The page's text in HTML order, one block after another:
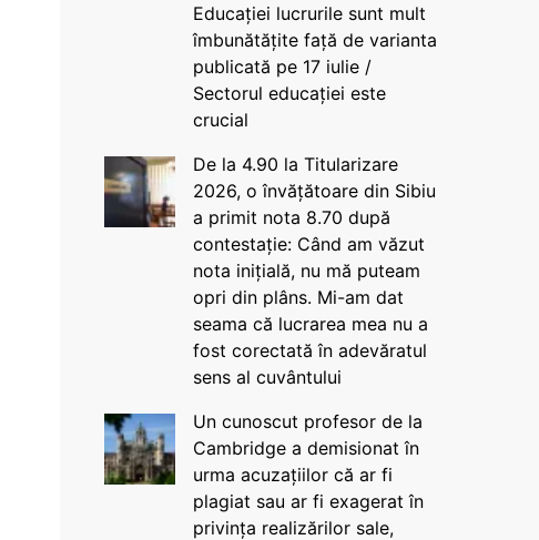
Educației lucrurile sunt mult
îmbunătățite față de varianta
publicată pe 17 iulie /
Sectorul educației este
crucial
De la 4.90 la Titularizare
2026, o învățătoare din Sibiu
a primit nota 8.70 după
contestație: Când am văzut
nota inițială, nu mă puteam
opri din plâns. Mi-am dat
seama că lucrarea mea nu a
fost corectată în adevăratul
sens al cuvântului
Un cunoscut profesor de la
Cambridge a demisionat în
urma acuzațiilor că ar fi
plagiat sau ar fi exagerat în
privința realizărilor sale,